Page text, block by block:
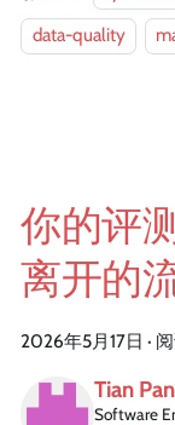
data-quality
你的评
离开的
2026年5月17日 ·
Tian Pan
Software